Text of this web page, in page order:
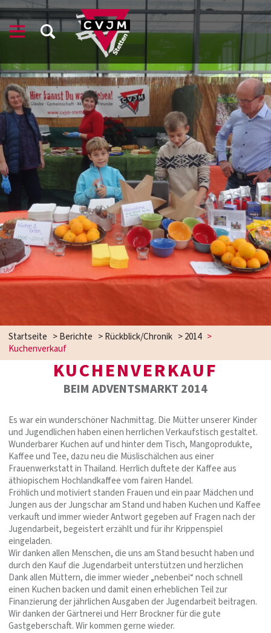
Startseite >Berichte >Rückblick/Chronik >2014 >
Kuchenverkauf
KUCHENVERKAUF
BEIM ADVENTSMARKT 2014
Es war ein wunderschöner Nachmittag. Die Mütter unserer Kinder
und Jugendlichen haben einen herrlichen Verkaufstisch gestaltet.
Wunderbarer Kuchen auf und hinter dem Tisch, Mangoprodukte,
Kaffee und Tee, dazu neu die Müslischälchen aus einer
Frauenwerkstatt in Thailand. Herrlich duftete der Kaffee aus
äthiopischem Hochlandkaffee vom fairen Handel.
Fröhlich und motiviert standen Frauen und ein paar Mädchen und
Jungen aus der Jungschar am Stand und haben Kuchen und Kaffee
verkauft und immer wieder Antwort gegeben auf Fragen nach der
Jugendarbeit, begeistert erzählt und für ihr Krippenspiel
eingeladen.
Wir danken allen Menschen, die uns am Stand besucht haben und
durch den Kauf die Jugendarbeit unterstützen und herzlichen
Dank allen Müttern, die immer wieder „nebenbei“ noch schnell
einen Kuchen backen und damit einen erheblichen Teil zur
Finanzierung der jährlichen Ausgaben der Jugendarbeit beitragen.
Wir danken der Gärtnerei und Herr Brockner für die gute
Gastgeberschaft. Wir kommen gerne wieder.